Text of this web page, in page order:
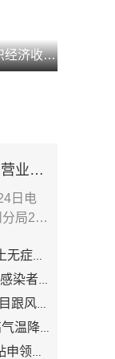
海南陈吉镇等31人涉黑案开庭审理 组织经济收入达3亿元
北京一网吧私自营业致疫情传播扩散 老板被刑事立案调查
日电
局24
染者
422例
活习惯
以下
渠道